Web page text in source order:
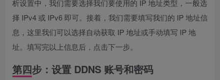
析设置中，我们需要选择我们要使用的 IP 地址类型，一般选
择 IPv4 或 IPv6 即可。接着，我们需要填写我们的 IP 地址信
息，这里我们可以选择自动获取 IP 地址或手动填写 IP 地
址。填写完以上信息后，点击下一步。
第四步：设置 DDNS 账号和密码